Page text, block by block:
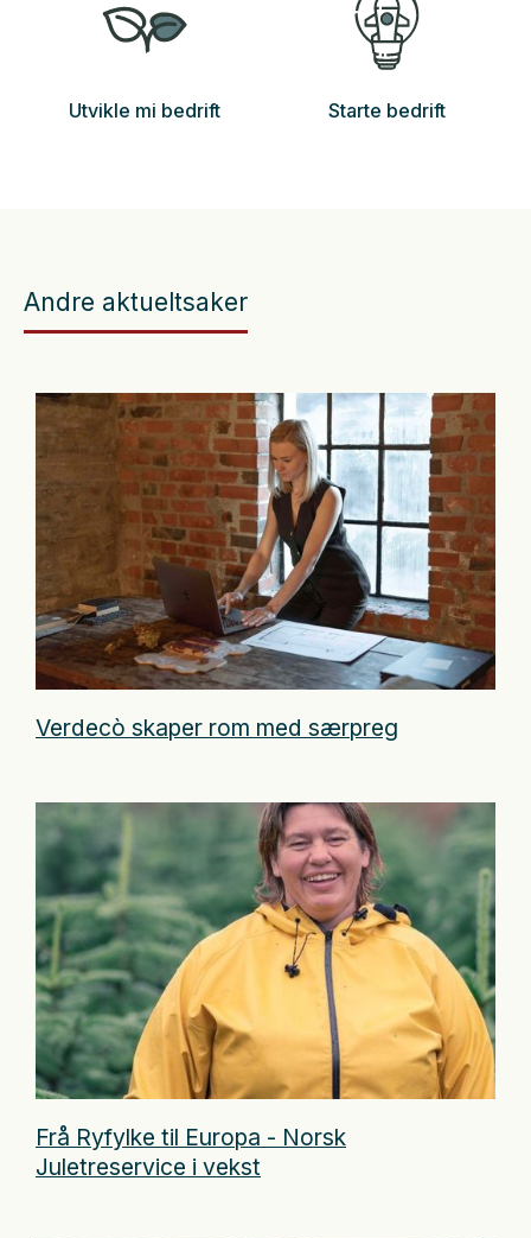
Utvikle mi bedrift Starte bedrift
Andre aktueltsaker
Verdecò skaper rom med særpreg
Frå Ryfylke til Europa - Norsk
Juletreservice i vekst